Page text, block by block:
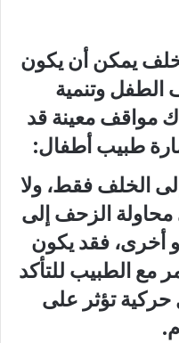
يمكن أن يكون
وتنمية
مواقف معينة قد
طبيب أطفال:
الخلف فقط، ولا
الزحف إلى
أخرى، فقد يكون
مع الطبيب للتأكد
تؤثر على